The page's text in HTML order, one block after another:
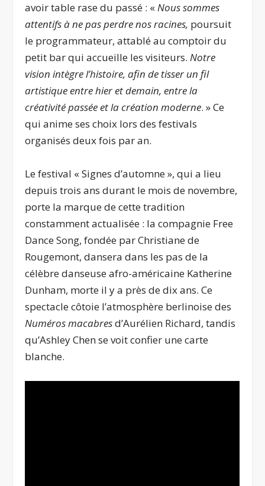
avoir table rase du passé : «Nous sommes
attentifs à ne pas perdre nos racines, poursuit
le programmateur, attablé au comptoir du
petit bar qui accueille les visiteurs. Notre
vision intègre l’histoire, afin de tisser un fil
artistique entre hier et demain, entre la
créativité passée et la création moderne. » Ce
qui anime ses choix lors des festivals
organisés deux fois par an.
Le festival « Signes d’automne », qui a lieu
depuis trois ans durant le mois de novembre,
porte la marque de cette tradition
constamment actualisée : la compagnie Free
Dance Song, fondée par Christiane de
Rougemont, dansera dans les pas de la
célèbre danseuse afro-américaine Katherine
Dunham, morte il y a près de dix ans. Ce
spectacle côtoie l’atmosphère berlinoise des
Numéros macabresd’Aurélien Richard, tandis
qu’Ashley Chen se voit confier une carte
blanche.